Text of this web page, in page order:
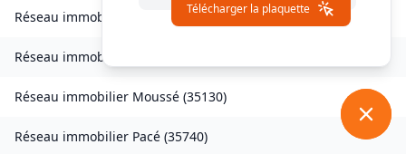
Réseau immobilier Meillac 35270)
Réseau immobilier
Réseau immobilier Moussé (35130)
Réseau immobilier Pacé (35740)
Télécharger la plaquette